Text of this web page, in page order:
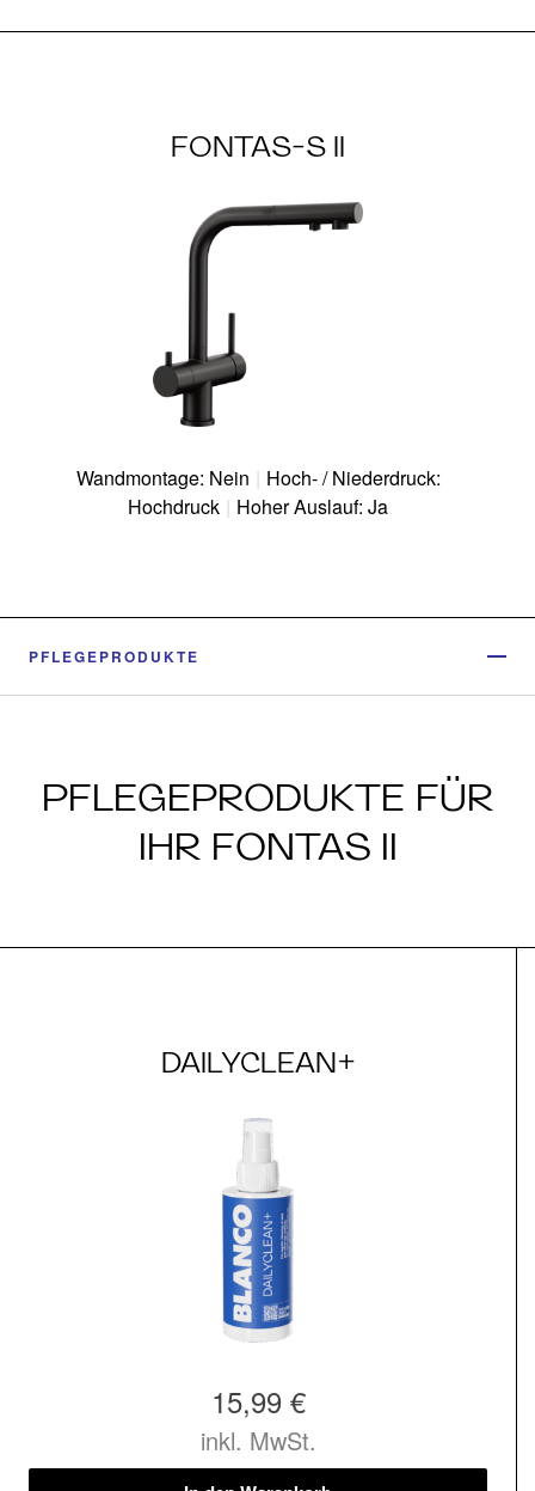
FONTAS-S II
Wandmontage: Nein | Hoch- / Niederdruck:
Hochdruck | Hoher Auslauf: Ja
PFLEGEPRODUKTE
PFLEGEPRODUKTE FÜR
IHR FONTAS II
DAILYCLEAN+
15,99 €
inkl. MwSt.